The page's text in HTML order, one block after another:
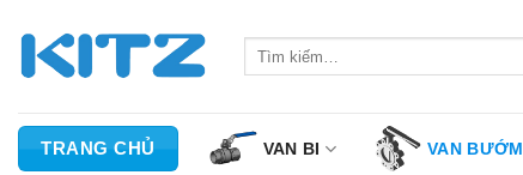
qua
nội
TRANG CHỦ VAN BI VAN BƯỚM